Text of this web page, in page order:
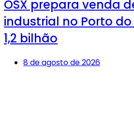
OSX prepara venda
industrial no Porto do
1,2 bilhão
8 de agosto de 2026